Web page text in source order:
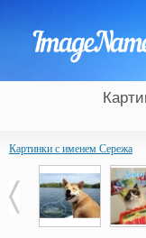
Картинки с именем Сережа